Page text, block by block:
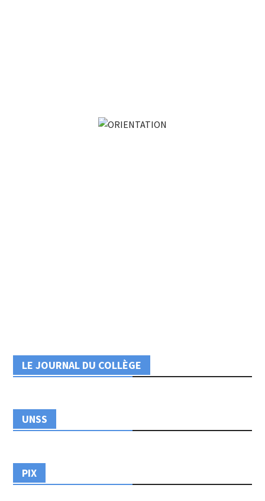
LE JOURNAL DU COLLÈGE
UNSS
PIX